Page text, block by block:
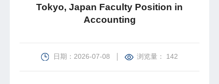
Tokyo, Japan Faculty Position in
Accounting
日期：2026-07-08 浏览量： 142